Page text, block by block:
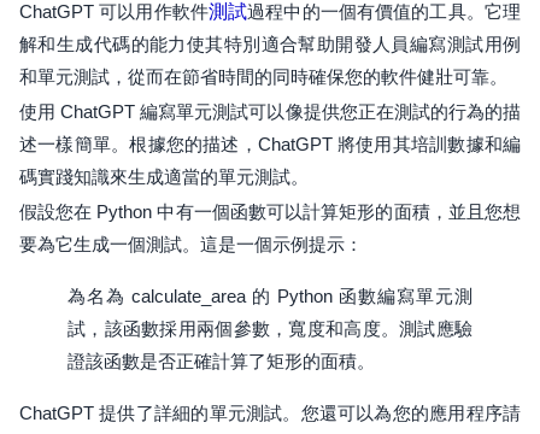
ChatGPT 可以用作軟件測試過程中的一個有價值的工具。它理
解和生成代碼的能力使其特別適合幫助開發人員編寫測試用例
和單元測試，從而在節省時間的同時確保您的軟件健壯可靠。
使用 ChatGPT 編寫單元測試可以像提供您正在測試的行為的描
述一樣簡單。根據您的描述，ChatGPT 將使用其培訓數據和編
碼實踐知識來生成適當的單元測試。
假設您在 Python 中有一個函數可以計算矩形的面積，並且您想
要為它生成一個測試。這是一個示例提示：
為名為 calculate_area 的 Python 函數編寫單元測
試，該函數採用兩個參數，寬度和高度。測試應驗
證該函數是否正確計算了矩形的面積。
ChatGPT 提供了詳細的單元測試。您還可以為您的應用程序請